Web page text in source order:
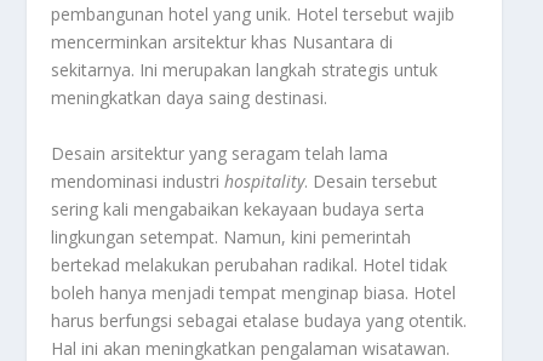
pembangunan hotel yang unik. Hotel tersebut wajib
mencerminkan arsitektur khas Nusantara di
sekitarnya. Ini merupakan langkah strategis untuk
meningkatkan daya saing destinasi.
Desain arsitektur yang seragam telah lama
mendominasi industrihospitality. Desain tersebut
sering kali mengabaikan kekayaan budaya serta
lingkungan setempat. Namun, kini pemerintah
bertekad melakukan perubahan radikal. Hotel tidak
boleh hanya menjadi tempat menginap biasa. Hotel
harus berfungsi sebagai etalase budaya yang otentik.
Hal ini akan meningkatkan pengalaman wisatawan.